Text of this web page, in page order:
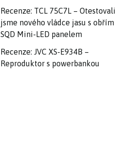
Recenze: TCL 75C7L – Otestovali
jsme nového vládce jasu s obřím
SQD Mini-LED panelem
Recenze: JVC XS-E934B –
Reproduktor s powerbankou